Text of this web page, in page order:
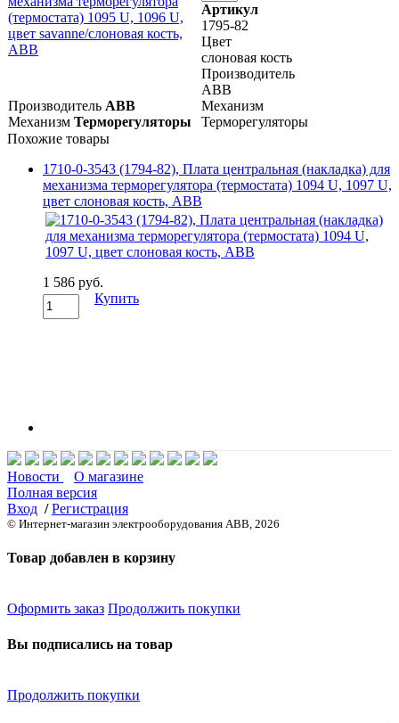
Артикул
1795-82
Цвет
слоновая кость
Производитель
ABB
Механизм
Терморегуляторы
Производитель ABB
Механизм Терморегуляторы
Похожие товары
1710-0-3543 (1794-82), Плата центральная (накладка) для
механизма терморегулятора (термостата) 1094 U, 1097 U,
цвет слоновая кость, ABB
1 586 руб.
Купить
Новости
О магазине
Полная версия
Вход / Регистрация
© Интернет-магазин электрооборудования ABB, 2026
Товар добавлен в корзину
Оформить заказ Продолжить покупки
Вы подписались на товар
Продолжить покупки